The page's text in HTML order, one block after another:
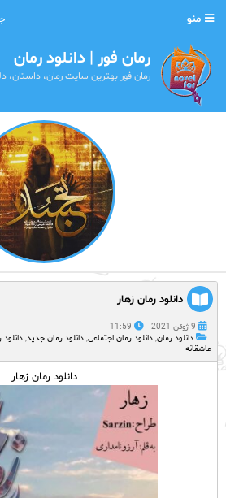
منو
رمان فور | دانلود رمان
رمان فور بهترین سایت رمان، داستان،
دانلود رمان زهار
9 ژوئن 2021
11:59
دانلود رمان, دانلود رمان اجتماعی, دانلود رمان جدید,
عاشقانه
دانلود رمان زهار